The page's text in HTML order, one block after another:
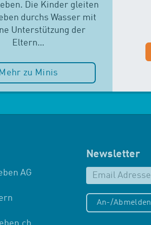
Die Kinder gleiten
durchs Wasser mit
Unterstützung der
Eltern…
Mehr zu Minis
AG
Newsletter
An-/Abmelden